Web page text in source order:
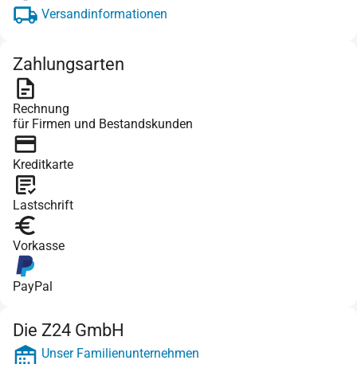
Versandinformationen
Zahlungsarten
Rechnung
für Firmen und Bestandskunden
Kreditkarte
Lastschrift
Vorkasse
PayPal
Die Z24 GmbH
Unser Familienunternehmen